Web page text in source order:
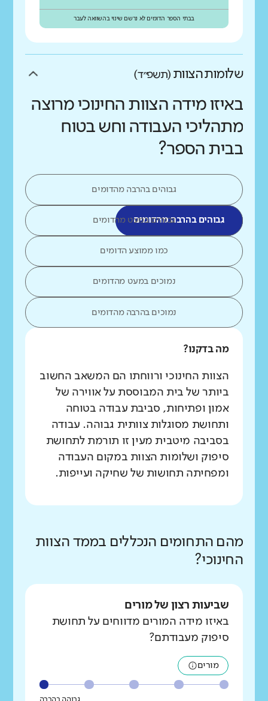
בבתי הספר הדומים לא נרשם שינוי בהשוואה לעבר
שלומות הצוות (תשפ״ד)
באיזו מידה הצוות החינוכי מרוצה
מתהליכי העבודה וחש בטוח
בבית הספר?
גבוהים בהרבה מהדומים
גבוהים בהרבה מהדומיםגבוהים במעט מהדומים
כמו ממוצע הדומים
נמוכים במעט מהדומים
נמוכים בהרבה מהדומים
מה בדקנו?
הצוות החינוכי ורווחתו הם המשאב החשוב
ביותר של בית המבוססת על אווירה של
אמון ופתיחות, סביבת עבודה בטוחה
ותחושת מסוגלות צוותית גבוהה. עבודה
בסביבה מיטבית מעין זו תורמת לתחושת
סיפוק ושלומות הצוות במקום העבודה
ומפחיתה תחושות של שחיקה ועייפות.
מהם התחומים הנכללים בממד הצוות
החינוכי?
שביעות רצון של מורים
באיזו מידה המורים מדווחים על תחושת
סיפוק מעבודתם?
מורים